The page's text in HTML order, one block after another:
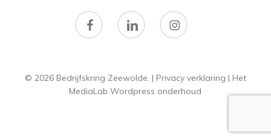
facebook linkedin instagram
© 2026 Bedrijfskring Zeewolde. | Privacy verklaring | Het
MediaLab Wordpress onderhoud